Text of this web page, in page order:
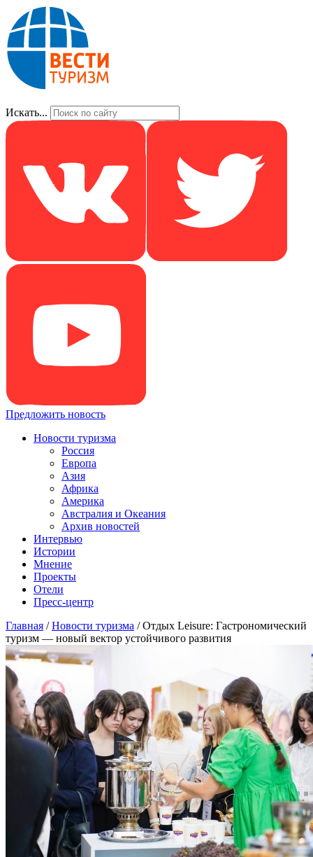
Искать...
Предложить новость
Новости туризма
Россия
Европа
Азия
Африка
Америка
Австралия и Океания
Архив новостей
Интервью
Истории
Мнение
Проекты
Отели
Пресс-центр
Главная /Новости туризма /Отдых Leisure: Гастрономический
туризм — новый вектор устойчивого развития